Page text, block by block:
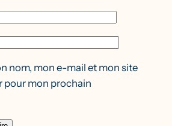
nom, mon e-mail et mon site
pour mon prochain